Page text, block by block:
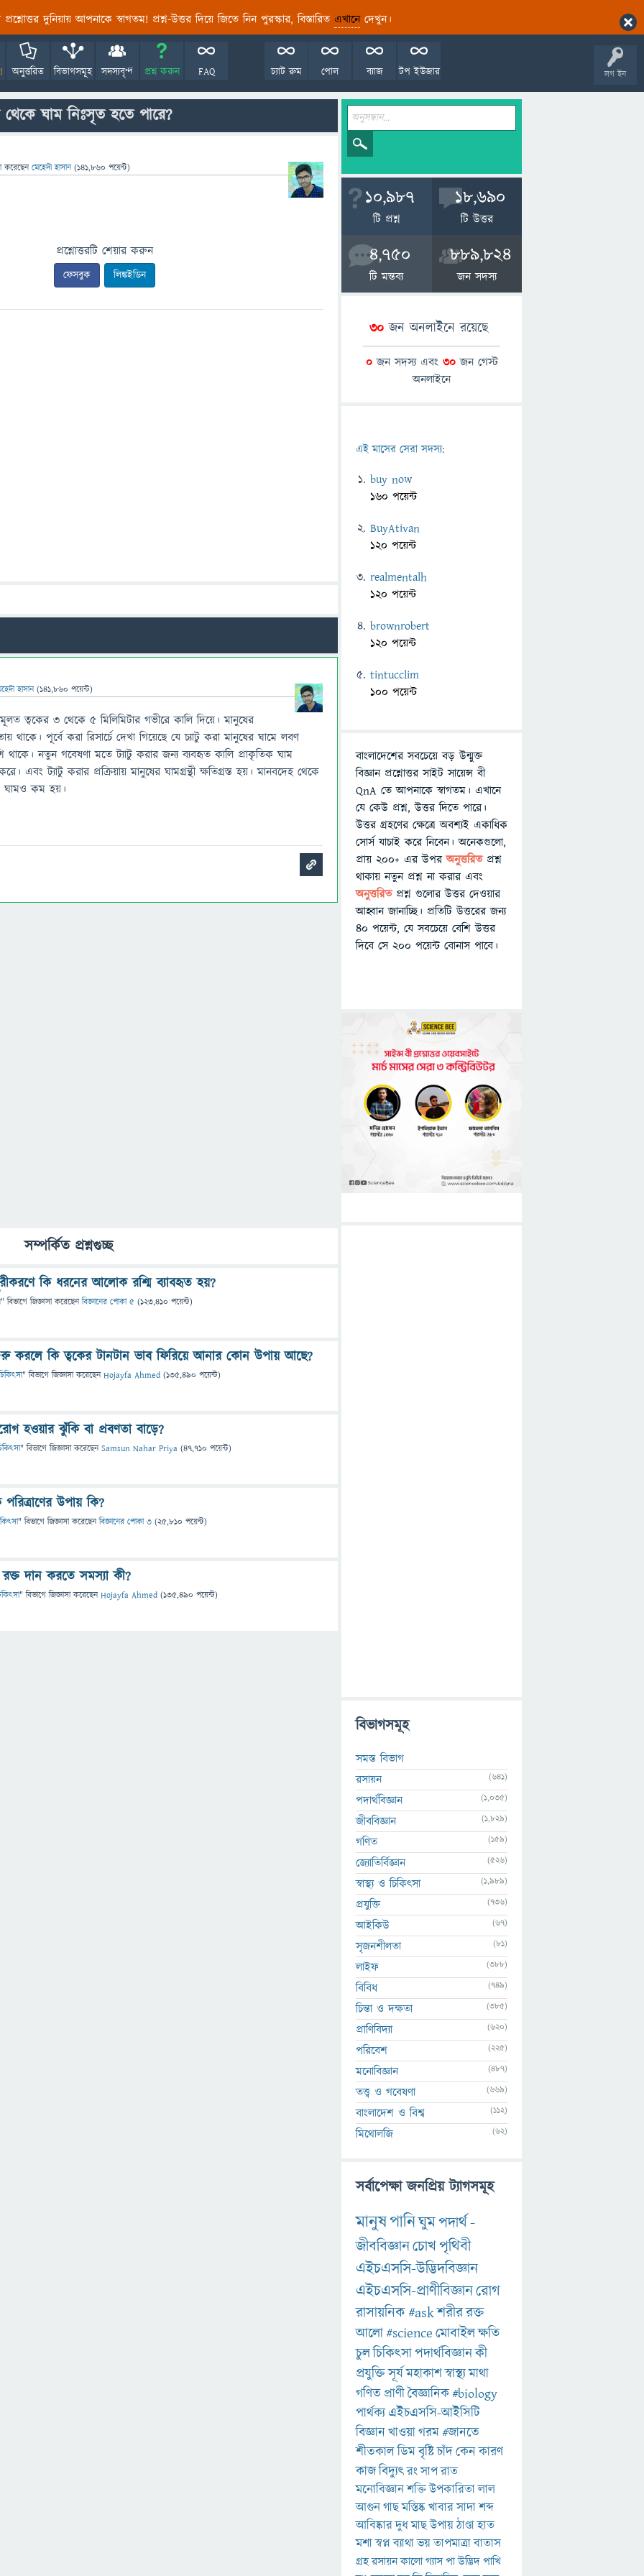
প্রশ্নোত্তর দুনিয়ায় আপনাকে স্বাগতম! প্রশ্ন-উত্তর দিয়ে জিতে নিন পুরস্কার, বিস্তারিত এখানেদেখুন।
লগ ইন
অনুত্তরিত বিভাগসমূহ সদস্যবৃন্দ প্রশ্ন করুন FAQ টপ ইউজার
ব্যাজ
পোল
চ্যাট রুম
ঘাম নিঃসৃত হতে পারে?
করেছেনমেহেদী হাসান (141,860 পয়েন্ট)
প্রশ্নোত্তরটি শেয়ার করুন
ফেসবুক লিঙ্কইডিন
হাসান (141,860 পয়েন্ট)
ত্বকের ৩ থেকে ৫ মিলিমিটার গভীরে কালি দিয়ে। মানুষের
থাকে। পূর্বে করা রিসার্চে দেখা গিয়েছে যে চ্যাটু করা মানুষের ঘামে লবণ
থাকে। নতুন গবেষণা মতে ট্যাটু করার জন্য ব্যবহৃত কালি প্রাকৃতিক ঘাম
করে। এবং ট্যাটু করার প্রক্রিয়ায় মানুষের ঘামগ্রন্থী ক্ষতিগ্রস্ত হয়। মানবদেহ থেকে
ঘামও কম হয়।
সম্পর্কিত প্রশ্নগুচ্ছ
কি ধরনের আলোক রশ্মি ব্যাবহৃত হয়?
" বিভাগে জিজ্ঞাসাকরেছেনবিজ্ঞানের পোকা ৫ (123,410 পয়েন্ট)
করলে কি ত্বকের টানটান ভাব ফিরিয়ে আনার কোন উপায় আছে?
" বিভাগে জিজ্ঞাসাকরেছেনHojayfa Ahmed (135,490 পয়েন্ট)
হওয়ার ঝুঁকি বা প্রবণতা বাড়ে?
" বিভাগে জিজ্ঞাসাকরেছেনSamsun Nahar Priya (47,710 পয়েন্ট)
উপায় কি?
" বিভাগে জিজ্ঞাসাকরেছেনবিজ্ঞানের পোকা ৩ (25,810 পয়েন্ট)
রক্ত দান করতে সমস্যা কী?
" বিভাগে জিজ্ঞাসাকরেছেনHojayfa Ahmed (135,490 পয়েন্ট)
10,987
টি প্রশ্ন
18,690
টি উত্তর
4,750
টি মন্তব্য
889,824
জন সদস্য
30জন অনলাইনে রয়েছে
0জন সদস্য এবং 30জন গেস্ট
অনলাইনে
এই মাসের সেরা সদস্য:
buy now
160 পয়েন্ট
BuyAtivan
120 পয়েন্ট
realmentalh
120 পয়েন্ট
brownrobert
120 পয়েন্ট
tintucclim
100 পয়েন্ট
বাংলাদেশের সবচেয়ে বড় উন্মুক্ত
বিজ্ঞান প্রশ্নোত্তর সাইট সায়েন্স বী
QnA তে আপনাকে স্বাগতম। এখানে
যে কেউ প্রশ্ন, উত্তর দিতে পারে।
উত্তর গ্রহণের ক্ষেত্রে অবশ্যই একাধিক
সোর্স যাচাই করে নিবেন। অনেকগুলো,
প্রায় ২০০+ এর উপরঅনুত্তরিতপ্রশ্ন
থাকায় নতুন প্রশ্ন না করার এবং
অনুত্তরিত প্রশ্ন গুলোর উত্তর দেওয়ার
আহ্বান জানাচ্ছি। প্রতিটি উত্তরের জন্য
৪০ পয়েন্ট, যে সবচেয়ে বেশি উত্তর
দিবে সে ২০০ পয়েন্ট বোনাস পাবে।
বিভাগসমূহ
সমস্ত বিভাগ
রসায়ন
(641)
পদার্থবিজ্ঞান (1,035)
জীববিজ্ঞান (1,829)
গণিত (159)
জ্যোতির্বিজ্ঞান (526)
স্বাস্থ্য ও চিকিৎসা (1,989)
প্রযুক্তি (736)
আইকিউ (67)
সৃজনশীলতা (81)
লাইফ (388)
বিবিধ (749)
চিন্তা ও দক্ষতা (385)
প্রাণিবিদ্যা (620)
পরিবেশ (225)
মনোবিজ্ঞান (487)
তত্ত্ব ও গবেষণা (669)
বাংলাদেশ ও বিশ্ব (112)
মিথোলজি (62)
সর্বাপেক্ষা জনপ্রিয় ট্যাগসমূহ
মানুষপানিঘুমপদার্থ-
জীববিজ্ঞানচোখপৃথিবী
এইচএসসি-উদ্ভিদবিজ্ঞান
এইচএসসি-প্রাণীবিজ্ঞানরোগ
রাসায়নিক#askশরীররক্ত
আলো#scienceমোবাইলক্ষতি
চুলচিকিৎসাপদার্থবিজ্ঞানকী
প্রযুক্তিসূর্যমহাকাশস্বাস্থ্যমাথা
গণিত প্রাণীবৈজ্ঞানিক#biology
পার্থক্য এইচএসসি-আইসিটি
বিজ্ঞানখাওয়াগরম#জানতে
শীতকালডিমবৃষ্টিচাঁদকেনকারণ
কাজবিদ্যুৎরংসাপরাত
মনোবিজ্ঞানশক্তিউপকারিতালাল
আগুনগাছমস্তিষ্কখাবারসাদাশব্দ
আবিষ্কারদুধমাছউপায়ঠাণ্ডাহাত
মশাস্বপ্নব্যাথাভয়তাপমাত্রাবাতাস
গ্রহরসায়নকালোগ্যাসপাউদ্ভিদপাখি